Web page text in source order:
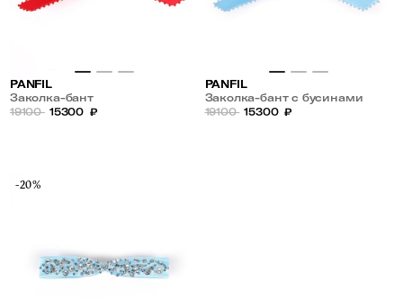
PANFIL
Заколка-бант
19100 15300 ₽
PANFIL
Заколка-бант с бусинами
19100 15300 ₽
-20%